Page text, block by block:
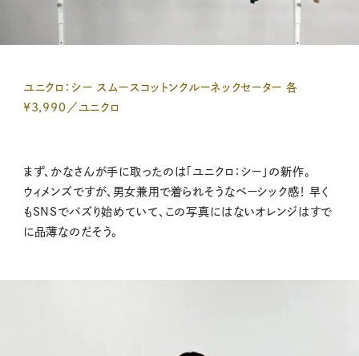
ユニクロ：シー スムースコットンクルーネックセーター 各
¥3,990／ユニクロ
まず、かなさんが手に取ったのは「ユニクロ：シー」の新作。
ウィメンズですが、男女兼用で着られそうなベーシック感！ 早く
もSNSでバズり始めていて、この写真にはないオレンジはすで
に品薄なのだそう。